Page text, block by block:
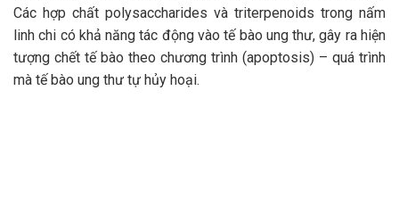
Các hợp chất polysaccharides và triterpenoids trong nấm
linh chi có khả năng tác động vào tế bào ung thư, gây ra hiện
tượng chết tế bào theo chương trình (apoptosis) – quá trình
mà tế bào ung thư tự hủy hoại.